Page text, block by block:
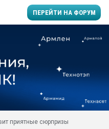
ПЕРЕЙТИ НА ФОРУМ
Подмосковье, Москва
первый план в
28.07.2026
приятные сюрпризы